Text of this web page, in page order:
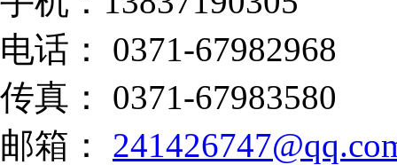
电话： 0371-67982968
传真： 0371-67983580
邮箱：